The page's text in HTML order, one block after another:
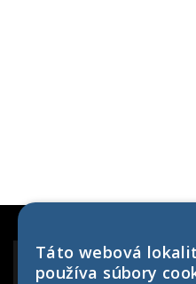
Táto webová
používa súbory